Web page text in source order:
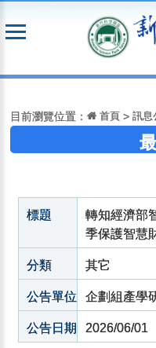
到
目前瀏覽位置： 首頁 >訊息
標題
轉知經濟部
季保護智慧
分類 其它
公告單位 企劃組產學
公告日期 2026/06/01